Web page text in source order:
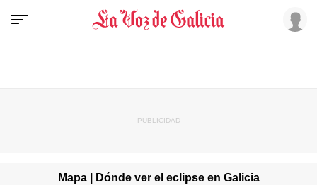
Mapa | Dónde ver el eclipse en Galicia